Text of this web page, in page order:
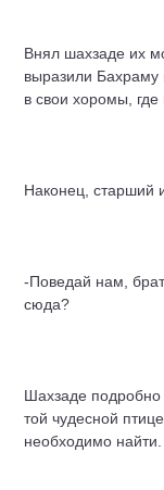
Внял шахзаде их
выразили Бахраму
в свои хоромы, где
Наконец, старший
-Поведай нам,
сюда?
Шахзаде подробно
той чудесной
необходимо найти.